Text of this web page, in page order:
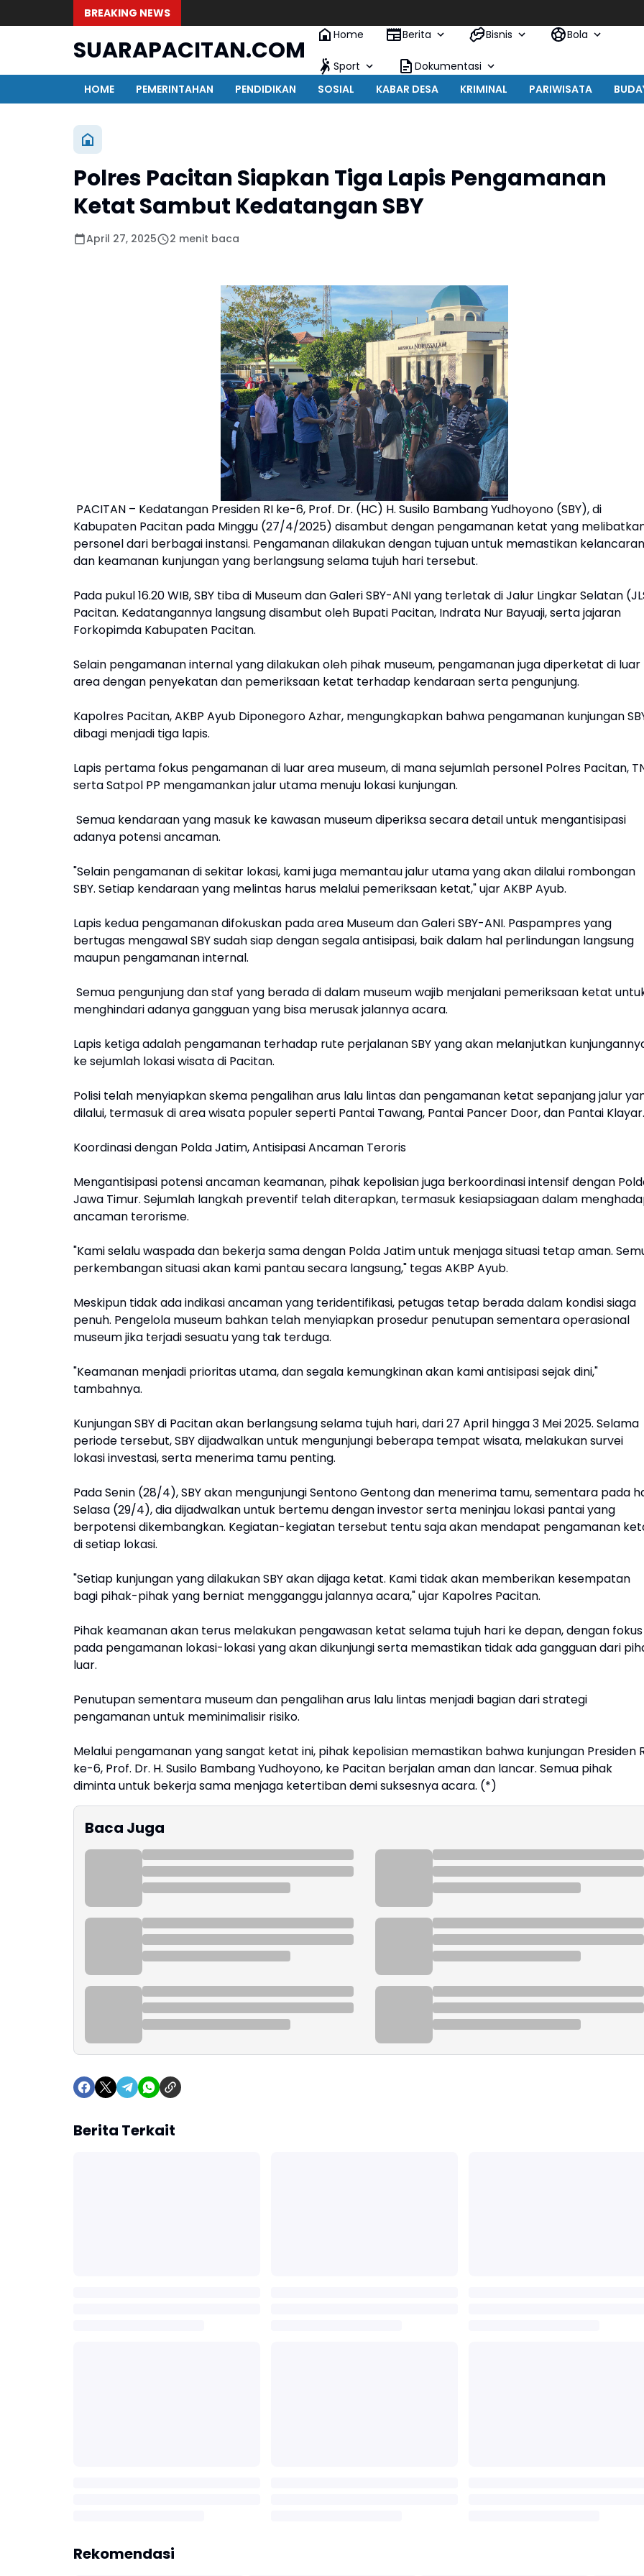
BREAKING NEWS
SUARAPACITAN.COM
Home Berita Bisnis Bola
Sport
Dokumentasi
HOME
PEMERINTAHAN PENDIDIKAN SOSIAL KABAR DESA KRIMINAL PARIWISATA
Polres Pacitan Siapkan Tiga Lapis Pengamanan
Ketat Sambut Kedatangan SBY
April 27, 2025 2 menit baca
PACITAN – Kedatangan Presiden RI ke-6, Prof. Dr. (HC) H. Susilo Bambang Yudhoyono (SBY), di
Kabupaten Pacitan pada Minggu (27/4/2025) disambut dengan pengamanan ketat yang
personel dari berbagai instansi. Pengamanan dilakukan dengan tujuan untuk memastikan kelancaran
dan keamanan kunjungan yang berlangsung selama tujuh hari tersebut.
Pada pukul 16.20 WIB, SBY tiba di Museum dan Galeri SBY-ANI yang terletak di Jalur Lingkar Selatan
Pacitan. Kedatangannya langsung disambut oleh Bupati Pacitan, Indrata Nur Bayuaji, serta jajaran
Forkopimda Kabupaten Pacitan.
Selain pengamanan internal yang dilakukan oleh pihak museum, pengamanan juga diperketat di luar
area dengan penyekatan dan pemeriksaan ketat terhadap kendaraan serta pengunjung.
Kapolres Pacitan, AKBP Ayub Diponegoro Azhar, mengungkapkan bahwa pengamanan kunjungan
dibagi menjadi tiga lapis.
Lapis pertama fokus pengamanan di luar area museum, di mana sejumlah personel Polres Pacitan,
serta Satpol PP mengamankan jalur utama menuju lokasi kunjungan.
Semua kendaraan yang masuk ke kawasan museum diperiksa secara detail untuk mengantisipasi
adanya potensi ancaman.
"Selain pengamanan di sekitar lokasi, kami juga memantau jalur utama yang akan dilalui rombongan
SBY. Setiap kendaraan yang melintas harus melalui pemeriksaan ketat," ujar AKBP Ayub.
Lapis kedua pengamanan difokuskan pada area Museum dan Galeri SBY-ANI. Paspampres yang
bertugas mengawal SBY sudah siap dengan segala antisipasi, baik dalam hal perlindungan langsung
maupun pengamanan internal.
Semua pengunjung dan staf yang berada di dalam museum wajib menjalani pemeriksaan ketat
menghindari adanya gangguan yang bisa merusak jalannya acara.
Lapis ketiga adalah pengamanan terhadap rute perjalanan SBY yang akan melanjutkan
ke sejumlah lokasi wisata di Pacitan.
Polisi telah menyiapkan skema pengalihan arus lalu lintas dan pengamanan ketat sepanjang jalur
dilalui, termasuk di area wisata populer seperti Pantai Tawang, Pantai Pancer Door, dan Pantai Klayar.
Koordinasi dengan Polda Jatim, Antisipasi Ancaman Teroris
Mengantisipasi potensi ancaman keamanan, pihak kepolisian juga berkoordinasi intensif dengan
Jawa Timur. Sejumlah langkah preventif telah diterapkan, termasuk kesiapsiagaan dalam
ancaman terorisme.
"Kami selalu waspada dan bekerja sama dengan Polda Jatim untuk menjaga situasi tetap aman.
perkembangan situasi akan kami pantau secara langsung," tegas AKBP Ayub.
Meskipun tidak ada indikasi ancaman yang teridentifikasi, petugas tetap berada dalam kondisi siaga
penuh. Pengelola museum bahkan telah menyiapkan prosedur penutupan sementara operasional
museum jika terjadi sesuatu yang tak terduga.
"Keamanan menjadi prioritas utama, dan segala kemungkinan akan kami antisipasi sejak dini,"
tambahnya.
Kunjungan SBY di Pacitan akan berlangsung selama tujuh hari, dari 27 April hingga 3 Mei 2025. Selama
periode tersebut, SBY dijadwalkan untuk mengunjungi beberapa tempat wisata, melakukan survei
lokasi investasi, serta menerima tamu penting.
Pada Senin (28/4), SBY akan mengunjungi Sentono Gentong dan menerima tamu, sementara pada
Selasa (29/4), dia dijadwalkan untuk bertemu dengan investor serta meninjau lokasi pantai yang
berpotensi dikembangkan. Kegiatan-kegiatan tersebut tentu saja akan mendapat pengamanan
di setiap lokasi.
"Setiap kunjungan yang dilakukan SBY akan dijaga ketat. Kami tidak akan memberikan kesempatan
bagi pihak-pihak yang berniat mengganggu jalannya acara," ujar Kapolres Pacitan.
Pihak keamanan akan terus melakukan pengawasan ketat selama tujuh hari ke depan, dengan fokus
pada pengamanan lokasi-lokasi yang akan dikunjungi serta memastikan tidak ada gangguan dari
luar.
Penutupan sementara museum dan pengalihan arus lalu lintas menjadi bagian dari strategi
pengamanan untuk meminimalisir risiko.
Melalui pengamanan yang sangat ketat ini, pihak kepolisian memastikan bahwa kunjungan Presiden
ke-6, Prof. Dr. H. Susilo Bambang Yudhoyono, ke Pacitan berjalan aman dan lancar. Semua pihak
diminta untuk bekerja sama menjaga ketertiban demi suksesnya acara. (*)
Baca Juga
Berita Terkait
Rekomendasi